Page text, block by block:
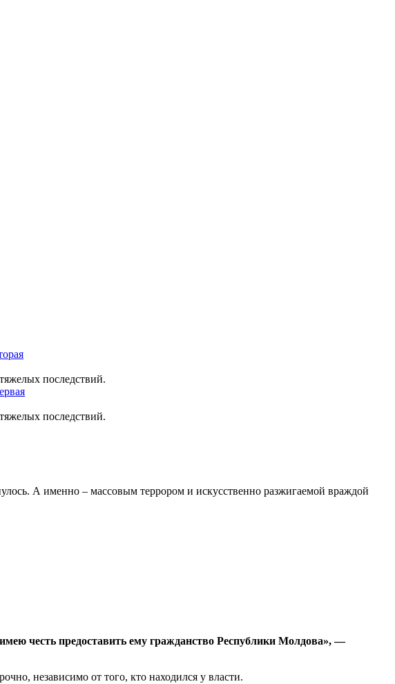
последствий.
последствий.
А именно – массовым террором и искусственно разжигаемой враждой
честь предоставить ему гражданство Республики Молдова», —
независимо от того, кто находился у власти.